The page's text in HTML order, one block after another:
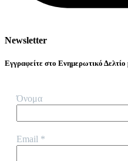
Newsletter
Εγγραφείτε στο Ενημερωτικό Δελτίο
Όνομα
Email *